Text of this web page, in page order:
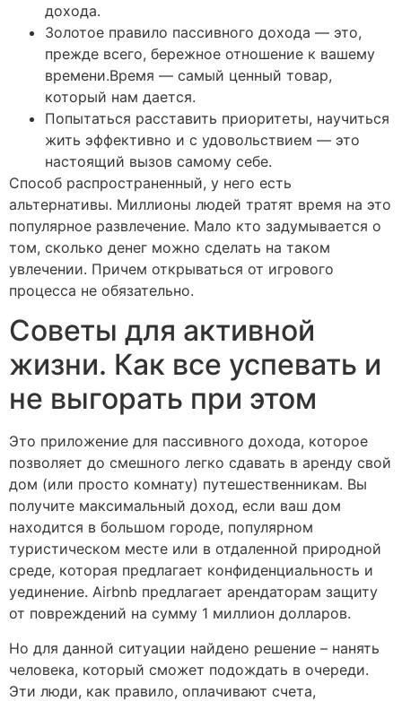
дохода.
Золотое правило пассивного дохода — это,
прежде всего, бережное отношение к вашему
времени.Время — самый ценный товар,
который нам дается.
Попытаться расставить приоритеты, научиться
жить эффективно и с удовольствием — это
настоящий вызов самому себе.
Способ распространенный, у него есть
альтернативы. Миллионы людей тратят время на это
популярное развлечение. Мало кто задумывается о
том, сколько денег можно сделать на таком
увлечении. Причем открываться от игрового
процесса не обязательно.
Советы для активной
жизни. Как все успевать и
не выгорать при этом
Это приложение для пассивного дохода, которое
позволяет до смешного легко сдавать в аренду свой
дом (или просто комнату) путешественникам. Вы
получите максимальный доход, если ваш дом
находится в большом городе, популярном
туристическом месте или в отдаленной природной
среде, которая предлагает конфиденциальность и
уединение. Airbnb предлагает арендаторам защиту
от повреждений на сумму 1 миллион долларов.
Но для данной ситуации найдено решение – нанять
человека, который сможет подождать в очереди.
Эти люди, как правило, оплачивают счета,